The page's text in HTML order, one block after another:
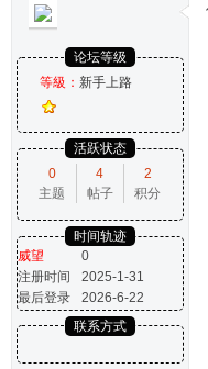
论坛等级
等級： 新手上路
活跃状态
0
主题
4
帖子
2
积分
时间轨迹
威望
0
注册时间
2025-1-31
最后登录
2026-6-22
联系方式